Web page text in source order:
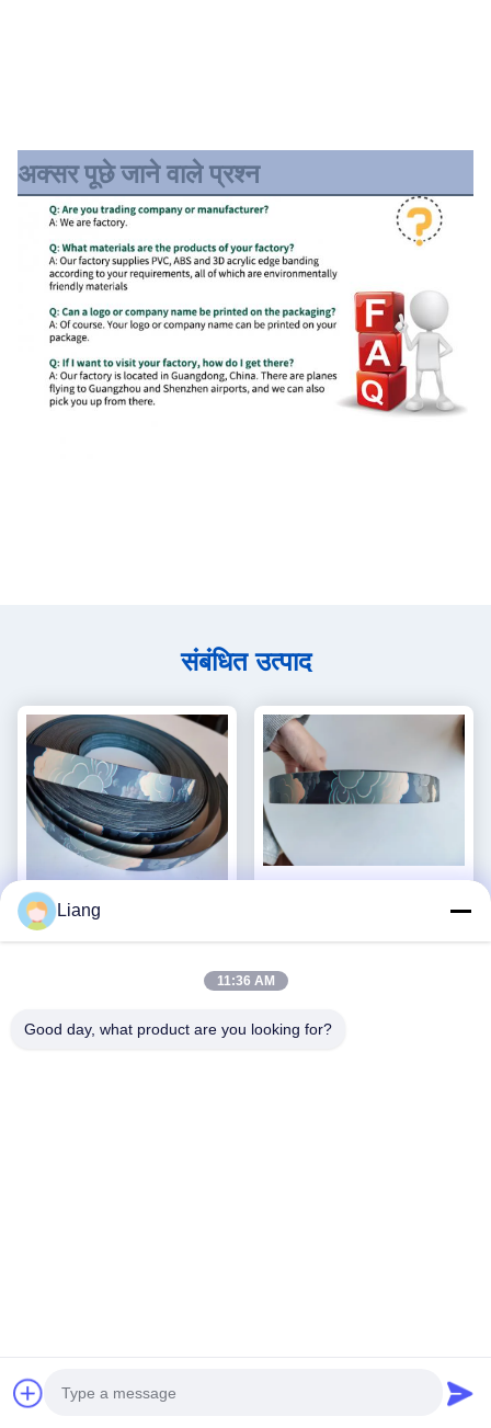
अक्सर पूछे जाने वाले प्रश्न
संबंधित उत्पाद
प्रतिरोधी पर्यावरण के अनुकूल स्वयं
सबसे अच्छी कीमत पाएं
लिए कस्टम वाटर रेजिस्टेंट इको-
सबसे अच्छी कीमत पाएं
Liang
11:36 AM
Good day, what product are you looking for?